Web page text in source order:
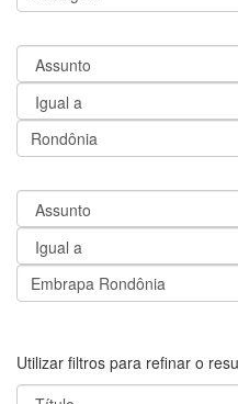
Utilizar filtros para refinar o